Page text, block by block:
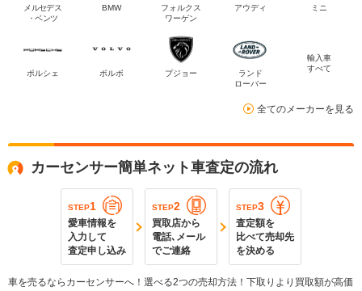
メルセデス
・ベンツ
BMW
フォルクス
ワーゲン
アウディ ミニ
ポルシェ ボルボ プジョー
ランド
ローバー
輸入車
すべて
全てのメーカーを見る
カーセンサー簡単ネット車査定の流れ
STEP1
愛車情報を
入力して
査定申し込み
STEP2
買取店から
電話､メール
でご連絡
STEP3
査定額を
比べて売却先
を決める
車を売るならカーセンサーへ！選べる2つの売却方法！下取りより買取額が高価